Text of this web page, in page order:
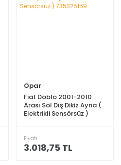
Opar
Fiat Doblo 2001-2010
Arası Sol Dış Dikiz Ayna (
Elektrikli Sensörsüz )
Fiyatı
3.018,75 TL